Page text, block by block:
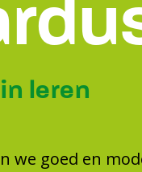
leren
we goed en